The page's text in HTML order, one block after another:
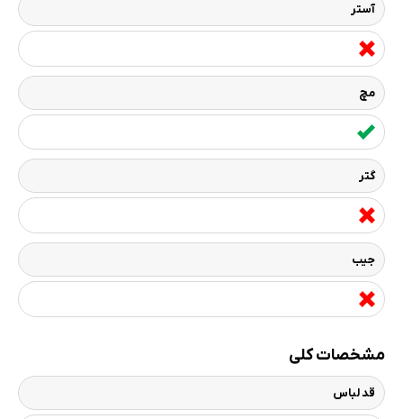
آستر
مچ
گتر
جیب
مشخصات کلی
قد لباس